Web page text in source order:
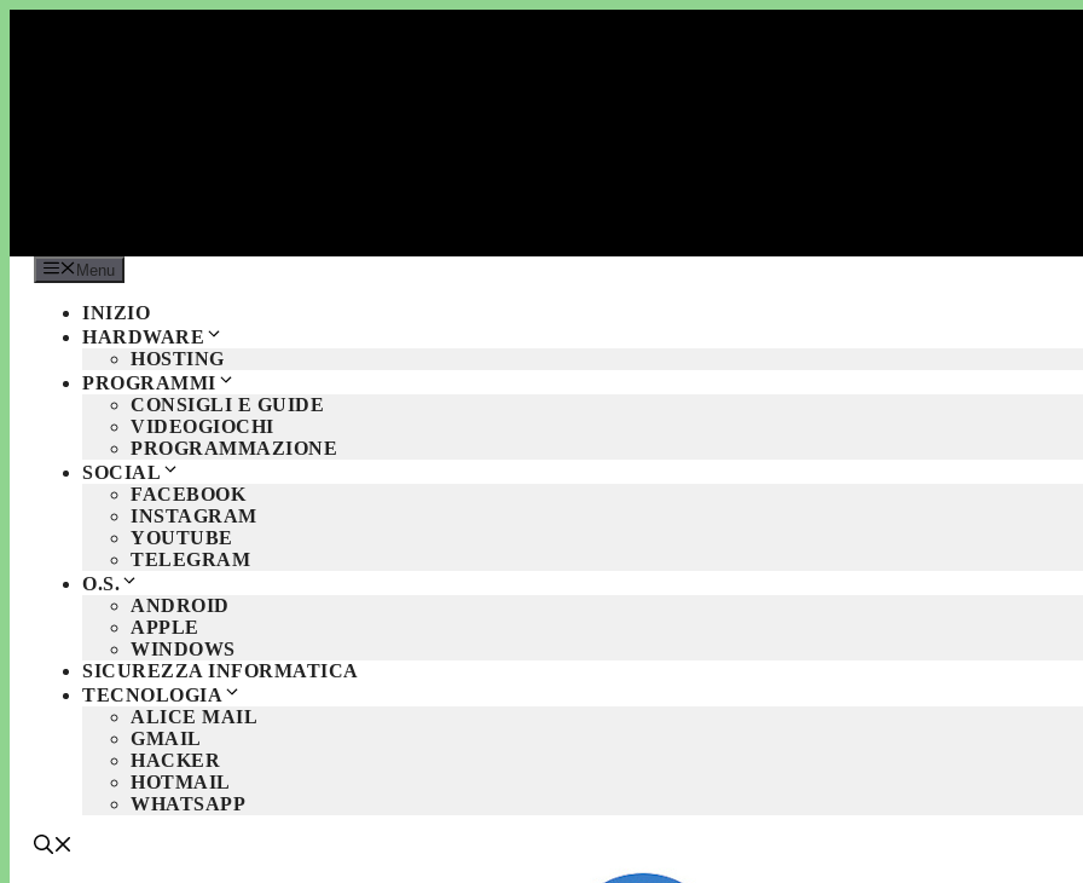
Menu
INIZIO
HARDWARE
HOSTING
PROGRAMMI
CONSIGLI E GUIDE
VIDEOGIOCHI
PROGRAMMAZIONE
SOCIAL
FACEBOOK
INSTAGRAM
YOUTUBE
TELEGRAM
O.S.
ANDROID
APPLE
WINDOWS
SICUREZZA INFORMATICA
TECNOLOGIA
ALICE MAIL
GMAIL
HACKER
HOTMAIL
WHATSAPP